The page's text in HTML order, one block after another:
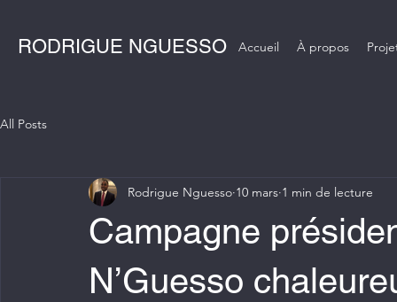
RODRIGUE NGUESSO Accueil À propos
All Posts
Campagne
N’Guesso
Rodrigue Nguesso 10 mars 1 min de lecture